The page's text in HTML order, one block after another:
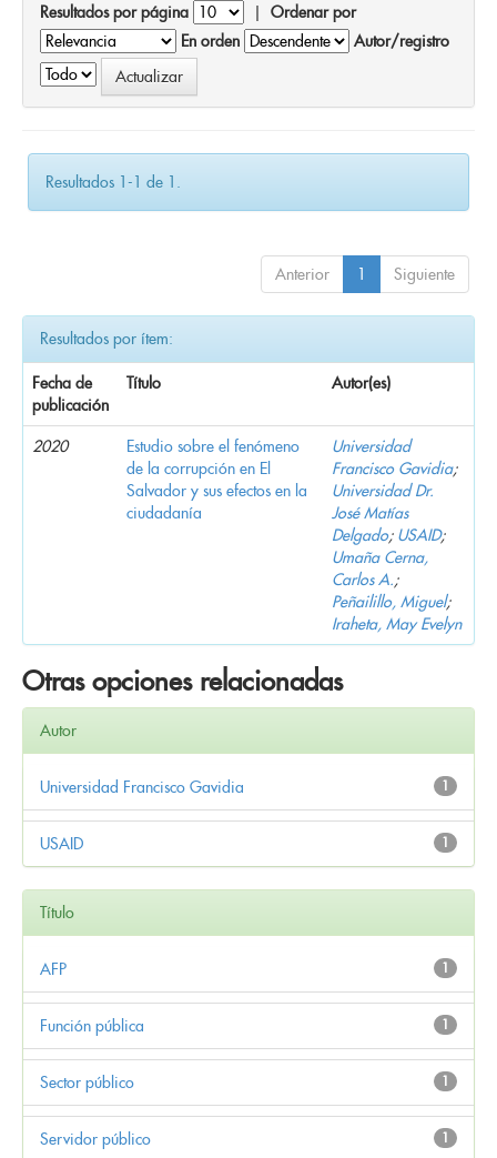
Resultados por página | Ordenar por
En orden
Autor/registro
Resultados 1-1 de 1.
Anterior 1 Siguiente
Resultados por ítem:
Fecha de
publicación
Título Autor(es)
2020
Estudio sobre el fenómeno
de la corrupción en El
Salvador y sus efectos en la
ciudadanía
Universidad
Francisco Gavidia;
Universidad Dr.
José Matías
Delgado; USAID;
Umaña Cerna,
Carlos A.;
Peñailillo, Miguel;
Iraheta, May Evelyn
Otras opciones relacionadas
Autor
1
Universidad Francisco Gavidia
1
USAID
Título
1
AFP
1
Función pública
1
Sector público
1
Servidor público